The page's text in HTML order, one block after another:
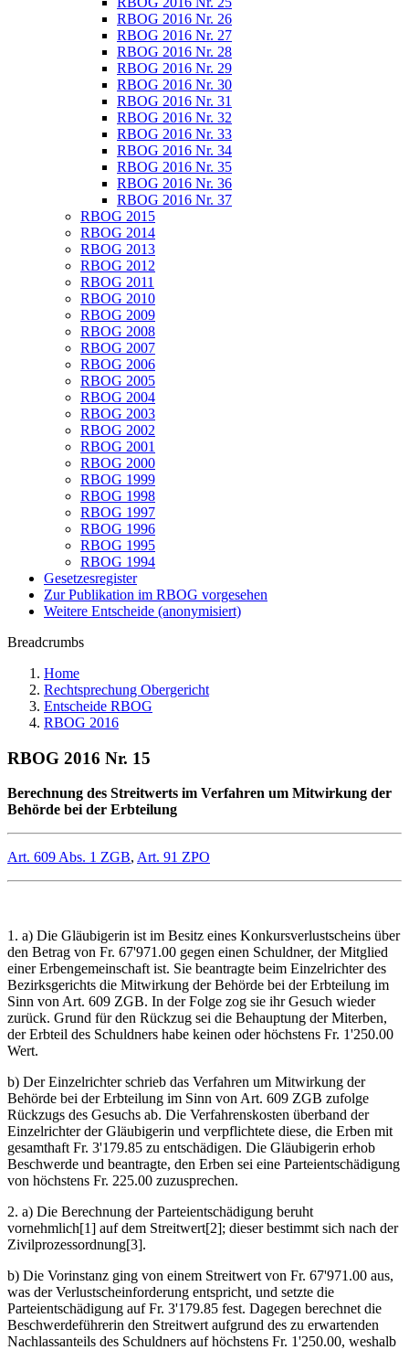
RBOG 2016 Nr. 26
RBOG 2016 Nr. 27
RBOG 2016 Nr. 28
RBOG 2016 Nr. 29
RBOG 2016 Nr. 30
RBOG 2016 Nr. 31
RBOG 2016 Nr. 32
RBOG 2016 Nr. 33
RBOG 2016 Nr. 34
RBOG 2016 Nr. 35
RBOG 2016 Nr. 36
RBOG 2016 Nr. 37
RBOG 2015
RBOG 2014
RBOG 2013
RBOG 2012
RBOG 2011
RBOG 2010
RBOG 2009
RBOG 2008
RBOG 2007
RBOG 2006
RBOG 2005
RBOG 2004
RBOG 2003
RBOG 2002
RBOG 2001
RBOG 2000
RBOG 1999
RBOG 1998
RBOG 1997
RBOG 1996
RBOG 1995
RBOG 1994
Gesetzesregister
Zur Publikation im RBOG vorgesehen
Weitere Entscheide (anonymisiert)
Breadcrumbs
Home
Rechtsprechung Obergericht
Entscheide RBOG
RBOG 2016
RBOG 2016 Nr. 15
Berechnung des Streitwerts im Verfahren um Mitwirkung der
Behörde bei der Erbteilung
Art. 609 Abs. 1 ZGB, Art. 91 ZPO
1. a) Die Gläubigerin ist im Besitz eines Konkursverlustscheins über
den Betrag von Fr. 67'971.00 gegen einen Schuldner, der Mitglied
einer Erbengemeinschaft ist. Sie beantragte beim Einzelrichter des
Bezirksgerichts die Mitwirkung der Behörde bei der Erbteilung im
Sinn von Art. 609 ZGB. In der Folge zog sie ihr Gesuch wieder
zurück. Grund für den Rückzug sei die Behauptung der Miterben,
der Erbteil des Schuldners habe keinen oder höchstens Fr. 1'250.00
Wert.
b) Der Einzelrichter schrieb das Verfahren um Mitwirkung der
Behörde bei der Erbteilung im Sinn von Art. 609 ZGB zufolge
Rückzugs des Gesuchs ab. Die Verfahrenskosten überband der
Einzelrichter der Gläubigerin und verpflichtete diese, die Erben mit
gesamthaft Fr. 3'179.85 zu entschädigen. Die Gläubigerin erhob
Beschwerde und beantragte, den Erben sei eine Parteientschädigung
von höchstens Fr. 225.00 zuzusprechen.
2. a) Die Berechnung der Parteientschädigung beruht
vornehmlich[1] auf dem Streitwert[2]; dieser bestimmt sich nach der
Zivilprozessordnung[3].
b) Die Vorinstanz ging von einem Streitwert von Fr. 67'971.00 aus,
was der Verlustscheinforderung entspricht, und setzte die
Parteientschädigung auf Fr. 3'179.85 fest. Dagegen berechnet die
Beschwerdeführerin den Streitwert aufgrund des zu erwartenden
Nachlassanteils des Schuldners auf höchstens Fr. 1'250.00, weshalb